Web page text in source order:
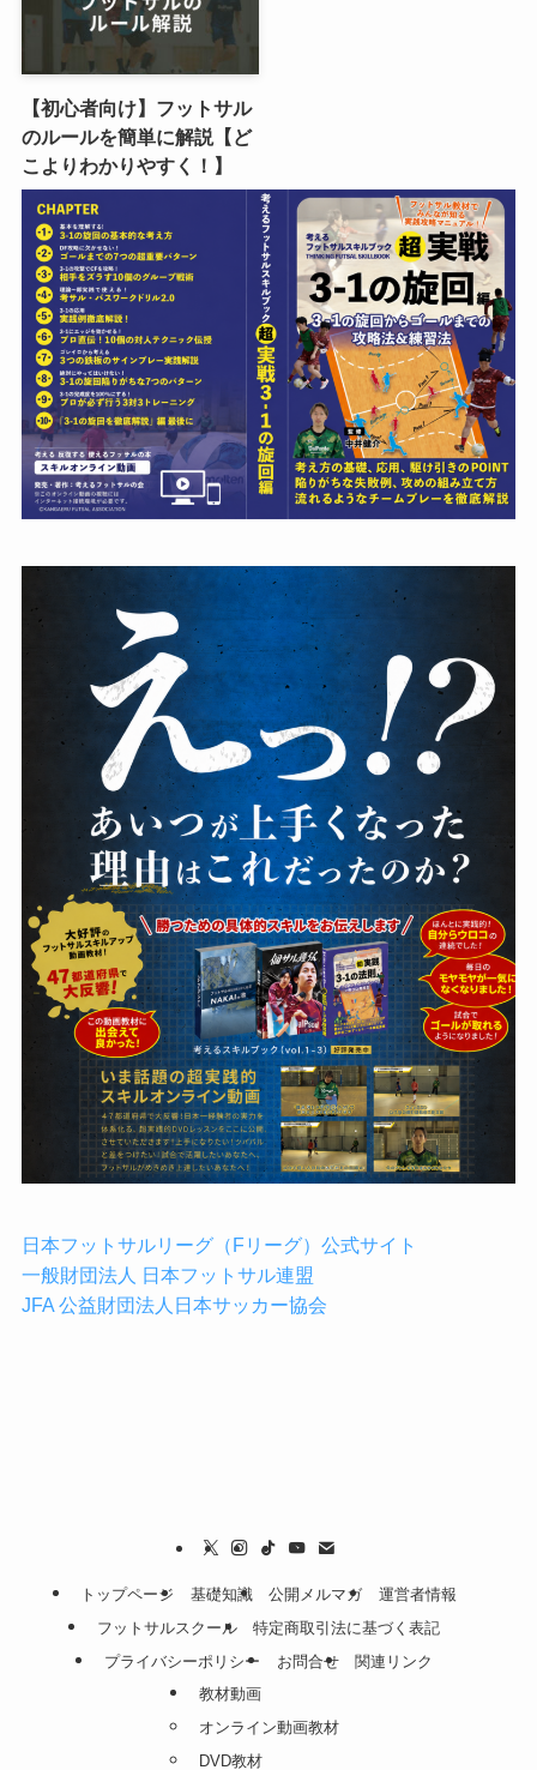
【初心者向け】フットサル
のルールを簡単に解説【ど
こよりわかりやすく！】
日本フットサルリーグ（Fリーグ）公式サイト
一般財団法人 日本フットサル連盟
JFA 公益財団法人日本サッカー協会
トップページ 基礎知識 公開メルマガ
運営者情報
フットサルスクール
特定商取引法に基づく表記
プライバシーポリシー
お問合せ
関連リンク
教材動画
オンライン動画教材
DVD教材